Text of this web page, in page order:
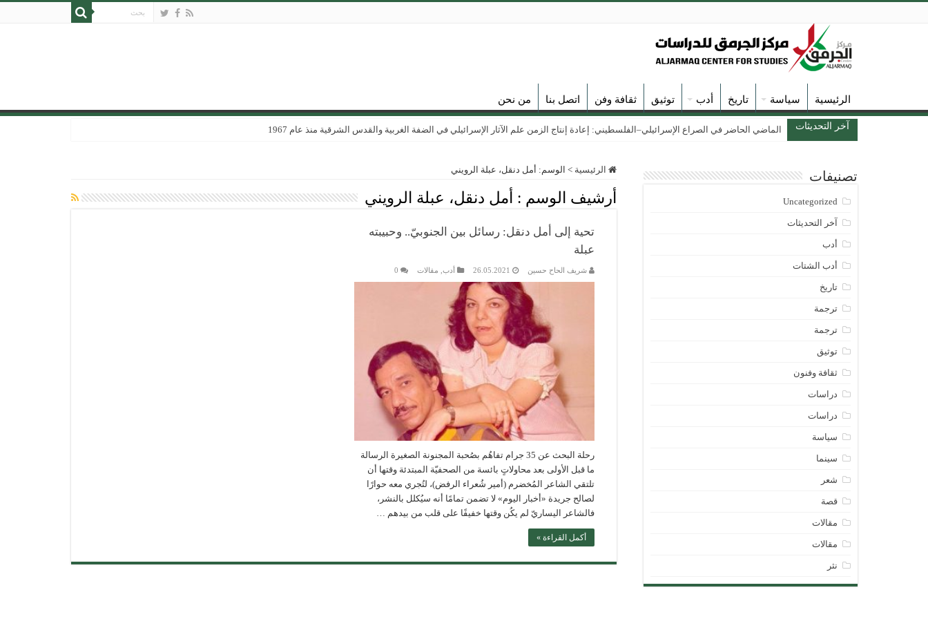
الرئيسية سياسة تاريخ أدب توثيق ثقافة وفن اتصل بنا من نحن
آخر التحديثات الماضي الحاضر في الصراع الإسرائيلي–الفلسطيني: إعادة إنتاج الزمن علم الآثار الإسرائيلي في الضفة الغربية والقدس الشرقية منذ عام 1967
الرئيسية > الوسم: أمل دنقل، عبلة الرويني
أرشيف الوسم : أمل دنقل، عبلة الرويني
تحية إلى أمل دنقل: رسائل بين الجنوبيّ.. وحبيبته
عبلة
شريف الحاح حسين 26.05.2021 أدب مقالات 0
رحلة البحث عن 35 جرام تفاهُم بصُحبة المجنونة الصغيرة الرسالة
ما قبل الأولى بعد محاولاتٍ بائسة من الصحفيّة المبتدئة وقتها أن
تلتقي الشاعر المُخضرم (أمير شُعراء الرفض)، لتُجري معه حوارًا
لصالح جريدة «أخبار اليوم» لا تضمن تمامًا أنه سيُكلل بالنشر،
فالشاعر اليساريّ لم يكُن وقتها خفيفًا على قلب من بيدهم …
أكمل القراءة »
تصنيفات
Uncategorized
آخر التحديثات
أدب
أدب الشتات
تاريخ
ترجمة
ترجمة
توثيق
ثقافة وفنون
دراسات
دراسات
سياسة
سينما
شعر
قصة
مقالات
مقالات
نثر